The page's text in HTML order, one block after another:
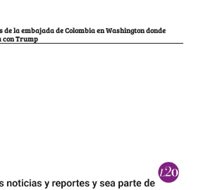
de la embajada de Colombia en Washington donde
con Trump